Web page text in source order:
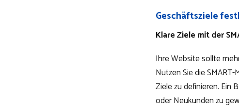
Geschäftsziele
Klare Ziele mit der
Ihre Website sollte
Nutzen Sie die
Ziele zu definieren. Ein
oder Neukunden zu